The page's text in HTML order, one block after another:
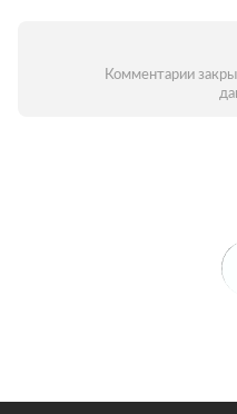
Комментарии